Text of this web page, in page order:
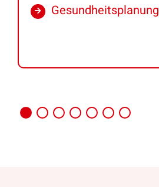
Gesundheitsplanung